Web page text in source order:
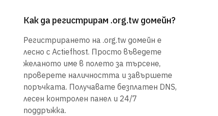
Как да регистрирам .org.tw домейн?
Регистрирането на .org.tw домейн е
лесно с Actiefhost. Просто въведете
желаното име в полето за търсене,
проверете наличността и завършете
поръчката. Получавате безплатен DNS,
лесен контролен панел и 24/7
поддръжка.